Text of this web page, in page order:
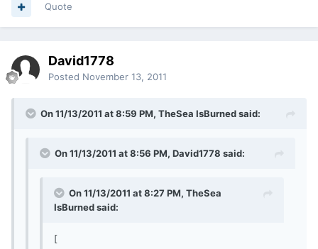
Quote
David1778
Posted November 13, 2011
On 11/13/2011 at 8:59 PM, TheSea IsBurned said:
On 11/13/2011 at 8:56 PM, David1778 said:
On 11/13/2011 at 8:27 PM, TheSea
IsBurned said:
[